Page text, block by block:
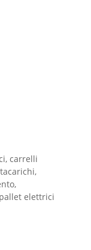
carrelli
elettrici